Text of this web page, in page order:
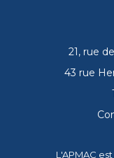
21, rue
43 rue
L'APMAC